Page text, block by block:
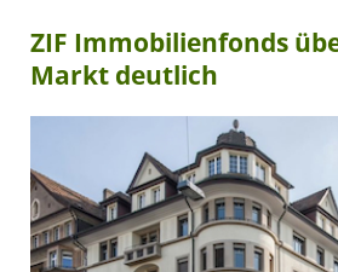
ZIF Immobilienfonds
Markt deutlich